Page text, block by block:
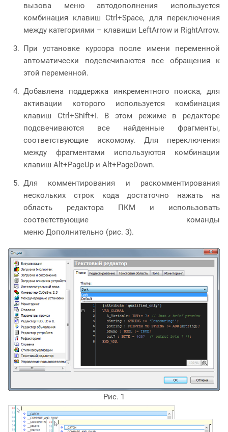
вызова меню автодополнения используется
комбинация клавиш Ctrl+Space, для переключения
между категориями – клавиши LeftArrow и RightArrow.
При установке курсора после имени переменной
автоматически подсвечиваются все обращения к
этой переменной.
Добавлена поддержка инкрементного поиска, для
активации которого используется комбинация
клавиш Ctrl+Shift+I. В этом режиме в редакторе
подсвечиваются все найденные фрагменты,
соответствующие искомому. Для переключения
между фрагментами используются комбинации
клавиш Alt+PageUp и Alt+PageDown.
Для комментирования и раскомментирования
нескольких строк кода достаточно нажать на
область редактора ПКМ и использовать
соответствующие команды
меню Дополнительно (рис. 3).
Рис. 1